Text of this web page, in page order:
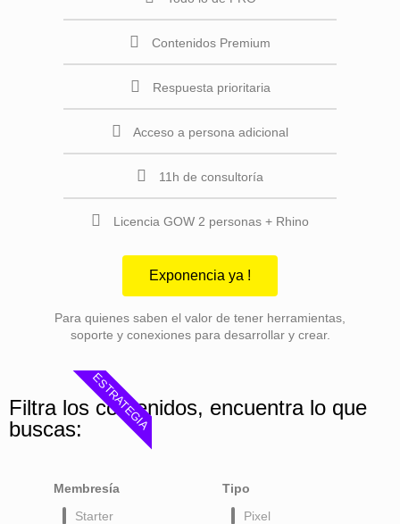
Contenidos Premium
Respuesta prioritaria
Acceso a persona adicional
11h de consultoría
Licencia GOW 2 personas + Rhino
Exponencia ya !
Para quienes saben el valor de tener herramientas,
soporte y conexiones para desarrollar y crear.
ESTRATEGIA
Filtra los contenidos, encuentra lo que
buscas:
Membresía
Starter
Tipo
Pixel